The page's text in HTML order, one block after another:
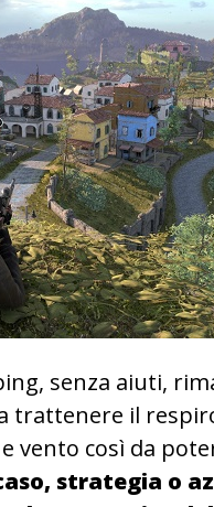
senza aiuti,
trattenere il
vento così da
strategia o